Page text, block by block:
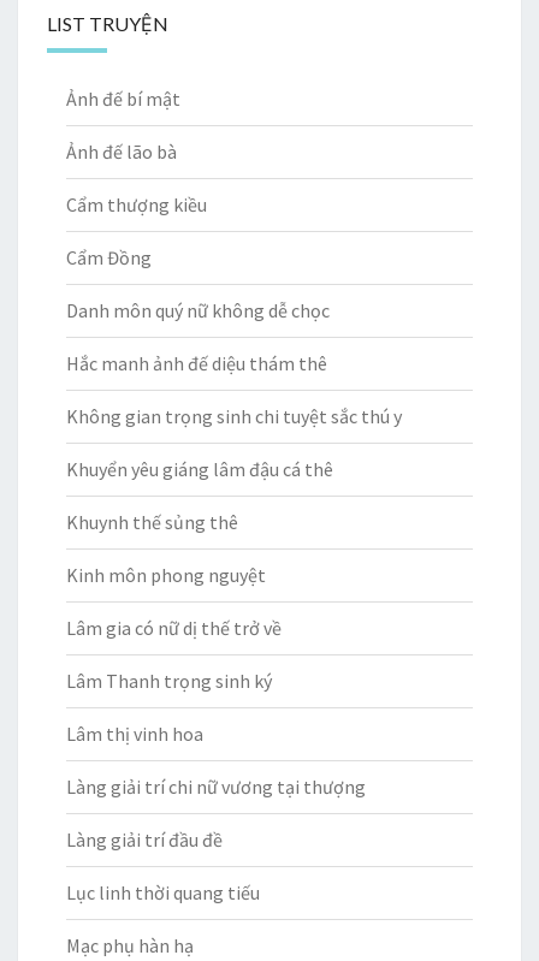
LIST TRUYỆN
Ảnh đế bí mật
Ảnh đế lão bà
Cẩm thượng kiều
Cẩm Đồng
Danh môn quý nữ không dễ chọc
Hắc manh ảnh đế diệu thám thê
Không gian trọng sinh chi tuyệt sắc thú y
Khuyển yêu giáng lâm đậu cá thê
Khuynh thế sủng thê
Kinh môn phong nguyệt
Lâm gia có nữ dị thế trở về
Lâm Thanh trọng sinh ký
Lâm thị vinh hoa
Làng giải trí chi nữ vương tại thượng
Làng giải trí đầu đề
Lục linh thời quang tiếu
Mạc phụ hàn hạ